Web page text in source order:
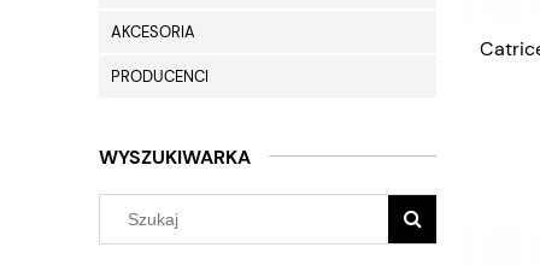
AKCESORIA
PRODUCENCI
WYSZUKIWARKA